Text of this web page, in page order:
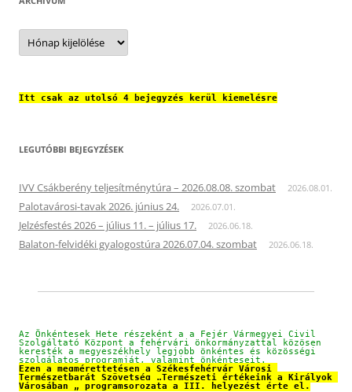
Archívum
Itt csak az utolsó 4 bejegyzés kerül kiemelésre
LEGUTÓBBI BEJEGYZÉSEK
IVV Csákberény teljesítménytúra – 2026.08.08. szombat 2026.08.01.
Palotavárosi-tavak 2026. június 24. 2026.07.01.
Jelzésfestés 2026 – július 11. – július 17. 2026.06.18.
Balaton-felvidéki gyalogostúra 2026.07.04. szombat 2026.06.18.
Az Önkéntesek Hete részeként a a Fejér Vármegyei Civil
Szolgáltató Központ a fehérvári önkormányzattal közösen
keresték a megyeszékhely legjobb önkéntes és közösségi
szolgálatos programját, valamint önkénteseit.
Ezen a megmérettetésen a Székesfehérvár Városi
Természetbarát Szövetség „Természeti értékeink a Királyok
Városában „ programsorozata a III. helyezést érte el.